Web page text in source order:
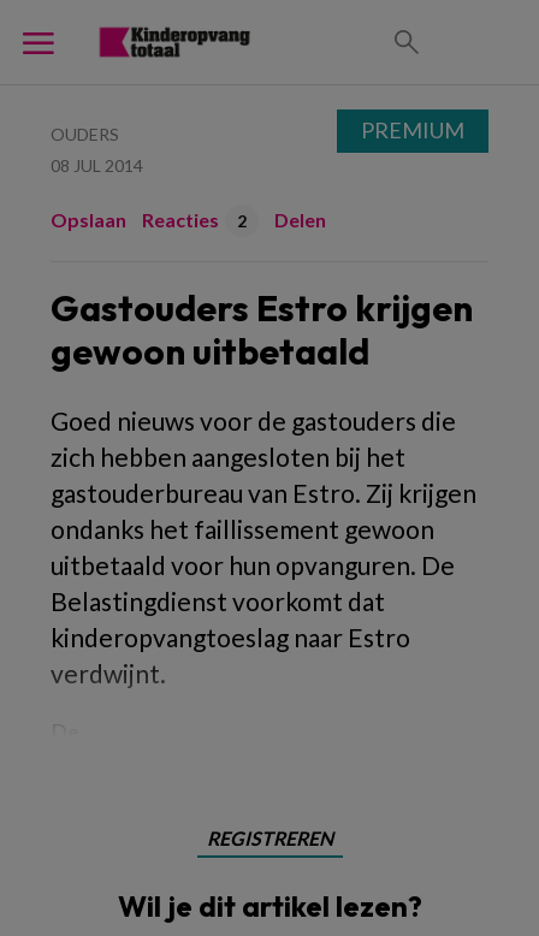
OUDERS
08 JUL 2014
Opslaan Reacties 2 Delen
Gastouders Estro krijgen
gewoon uitbetaald
Goed nieuws voor de gastouders die
zich hebben aangesloten bij het
gastouderbureau van Estro. Zij krijgen
ondanks het faillissement gewoon
uitbetaald voor hun opvanguren. De
Belastingdienst voorkomt dat
kinderopvangtoeslag naar Estro
verdwijnt.
REGISTREREN
Wil je dit artikel lezen?
PREMIUM